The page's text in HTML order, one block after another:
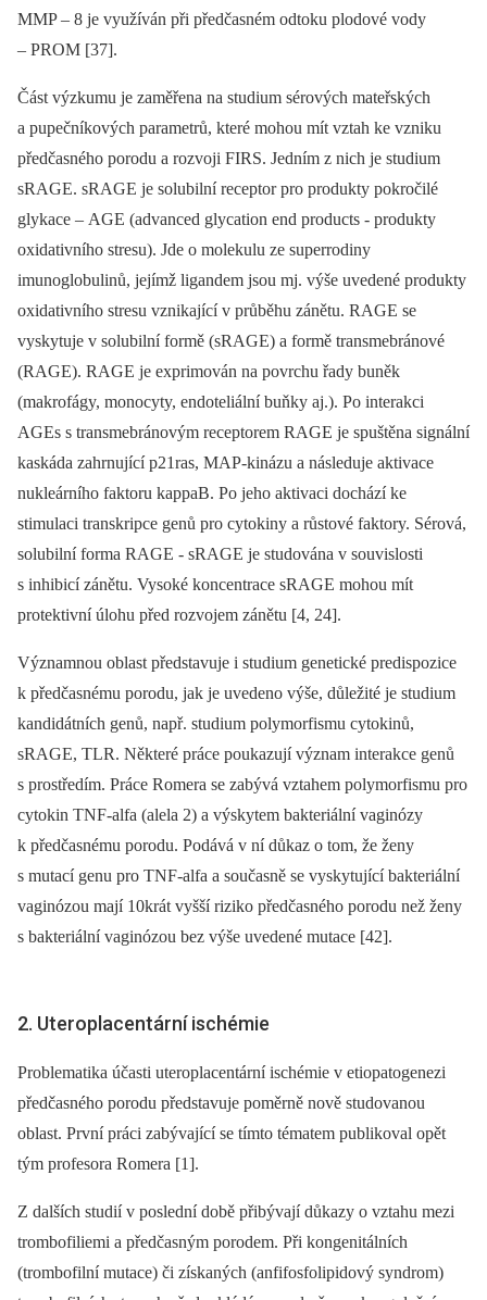
MMP –⁠ 8 je využíván při předčasném odtoku plodové vody
–⁠ PROM [37].
Část výzkumu je zaměřena na studium sérových mateřských
a pupečníkových parametrů, které mohou mít vztah ke vzniku
předčasného porodu a rozvoji FIRS. Jedním z nich je studium
sRAGE. sRAGE je solubilní receptor pro produkty pokročilé
glykace –⁠ AGE (advanced glycation end products -⁠ produkty
oxidativního stresu). Jde o molekulu ze superrodiny
imunoglobulinů, jejímž ligandem jsou mj. výše uvedené produkty
oxidativního stresu vznikající v průběhu zánětu. RAGE se
vyskytuje v solubilní formě (sRAGE) a formě transmebránové
(RAGE). RAGE je exprimován na povrchu řady buněk
(makrofágy, monocyty, endoteliální buňky aj.). Po interakci
AGEs s transmebránovým receptorem RAGE je spuštěna signální
kaskáda zahrnující p21ras, MAP-kinázu a následuje aktivace
nukleárního faktoru kappaB. Po jeho aktivaci dochází ke
stimulaci transkripce genů pro cytokiny a růstové faktory. Sérová,
solubilní forma RAGE -⁠ sRAGE je studována v souvislosti
s inhibicí zánětu. Vysoké koncentrace sRAGE mohou mít
protektivní úlohu před rozvojem zánětu [4, 24].
Významnou oblast představuje i studium genetické predispozice
k předčasnému porodu, jak je uvedeno výše, důležité je studium
kandidátních genů, např. studium polymorfismu cytokinů,
sRAGE, TLR. Některé práce poukazují význam interakce genů
s prostředím. Práce Romera se zabývá vztahem polymorfismu pro
cytokin TNF-alfa (alela 2) a výskytem bakteriální vaginózy
k předčasnému porodu. Podává v ní důkaz o tom, že ženy
s mutací genu pro TNF-alfa a současně se vyskytující bakteriální
vaginózou mají 10krát vyšší riziko předčasného porodu než ženy
s bakteriální vaginózou bez výše uvedené mutace [42].
2. Uteroplacentární ischémie
Problematika účasti uteroplacentární ischémie v etiopatogenezi
předčasného porodu představuje poměrně nově studovanou
oblast. První práci zabývající se tímto tématem publikoval opět
tým profesora Romera [1].
Z dalších studií v poslední době přibývají důkazy o vztahu mezi
trombofiliemi a předčasným porodem. Při kongenitálních
(trombofilní mutace) či získaných (anfifosfolipidový syndrom)